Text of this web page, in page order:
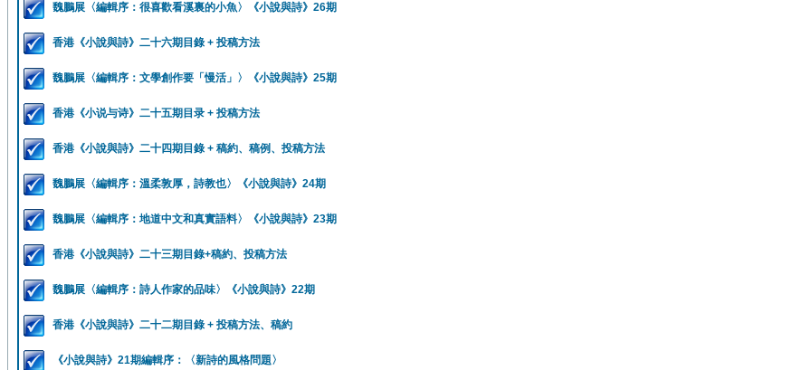
魏鵬展〈編輯序：很喜歡看溪裏的小魚〉《小說與詩》26期
香港《小說與詩》二十六期目錄 + 投稿方法
魏鵬展〈編輯序：文學創作要「慢活」〉《小說與詩》25期
香港《小说与诗》二十五期目录 + 投稿方法
香港《小說與詩》二十四期目錄 + 稿約、稿例、投稿方法
魏鵬展〈編輯序：溫柔敦厚，詩教也〉《小說與詩》24期
魏鵬展〈編輯序：地道中文和真實語料〉《小說與詩》23期
香港《小說與詩》二十三期目錄+稿約、投稿方法
魏鵬展〈編輯序：詩人作家的品味〉《小說與詩》22期
香港《小說與詩》二十二期目錄 + 投稿方法、稿約
《小說與詩》21期編輯序：〈新詩的風格問題〉